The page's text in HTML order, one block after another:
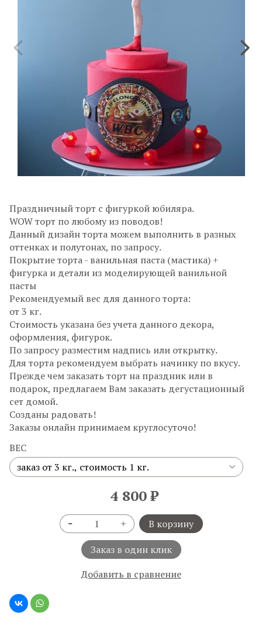
Праздничный торт с фигуркой юбиляра.
WOW торт по любому из поводов!
Данный дизайн торта можем выполнить в разных
оттенках и полутонах, по запросу.
Покрытие торта - ванильная паста (мастика) +
фигурка и детали из моделирующей ванильной
пасты
Рекомендуемый вес для данного торта:
от 3 кг.
Стоимость указана без учета данного декора,
оформления, фигурок.
По запросу разместим надпись или открытку.
Для торта рекомендуем выбрать начинку по вкусу.
Прежде чем заказать торт на праздник или в
подарок, предлагаем Вам заказать дегустационный
сет домой.
Созданы радовать!
Заказы онлайн принимаем круглосуточо!
ВЕС
4 800 ₽
В корзину
Заказ в один клик
Добавить в сравнение